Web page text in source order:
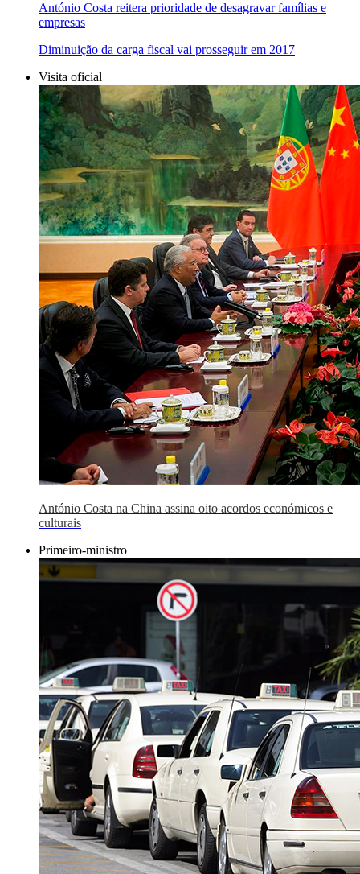
António Costa reitera prioridade de desagravar famílias e
empresas
Diminuição da carga fiscal vai prosseguir em 2017
Visita oficial
António Costa na China assina oito acordos económicos e
culturais
Primeiro-ministro